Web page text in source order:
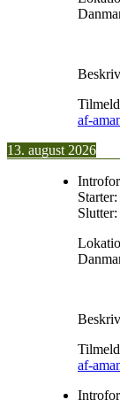
af-
13. august 2026
Starter:
Slutter:
af-